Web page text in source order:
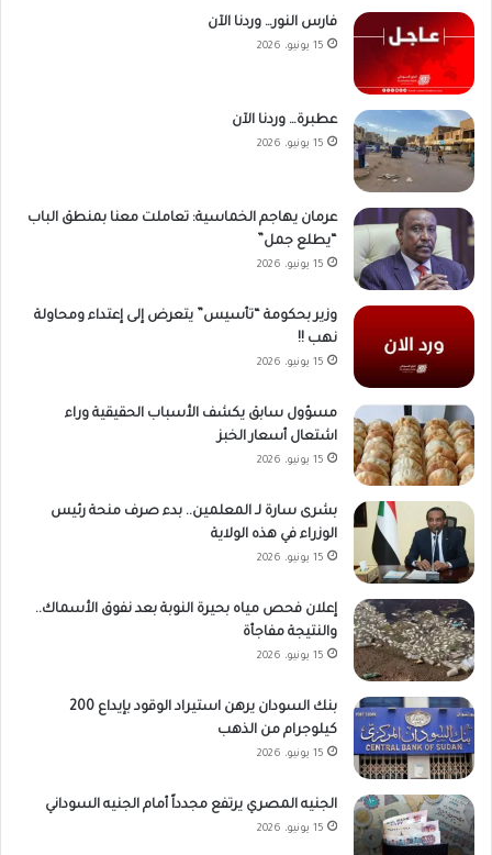
فارس النور… وردنا الآن
15 يونيو، 2026
عطبرة… وردنا الآن
15 يونيو، 2026
عرمان يهاجم الخماسية: تعاملت معنا بمنطق الباب
“يطلع جمل”
15 يونيو، 2026
وزير بحكومة “تأسيس” يتعرض إلى إعتداء ومحاولة
نهب !!
15 يونيو، 2026
مسؤول سابق يكشف الأسباب الحقيقية وراء
اشتعال أسعار الخبز
15 يونيو، 2026
بشرى سارة لـ المعلمين.. بدء صرف منحة رئيس
الوزراء في هذه الولاية
15 يونيو، 2026
إعلان فحص مياه بحيرة النوبة بعد نفوق الأسماك..
والنتيجة مفاجأة
15 يونيو، 2026
بنك السودان يرهن استيراد الوقود بإيداع 200
كيلوجرام من الذهب
15 يونيو، 2026
الجنيه المصري يرتفع مجدداً أمام الجنيه السوداني
15 يونيو، 2026